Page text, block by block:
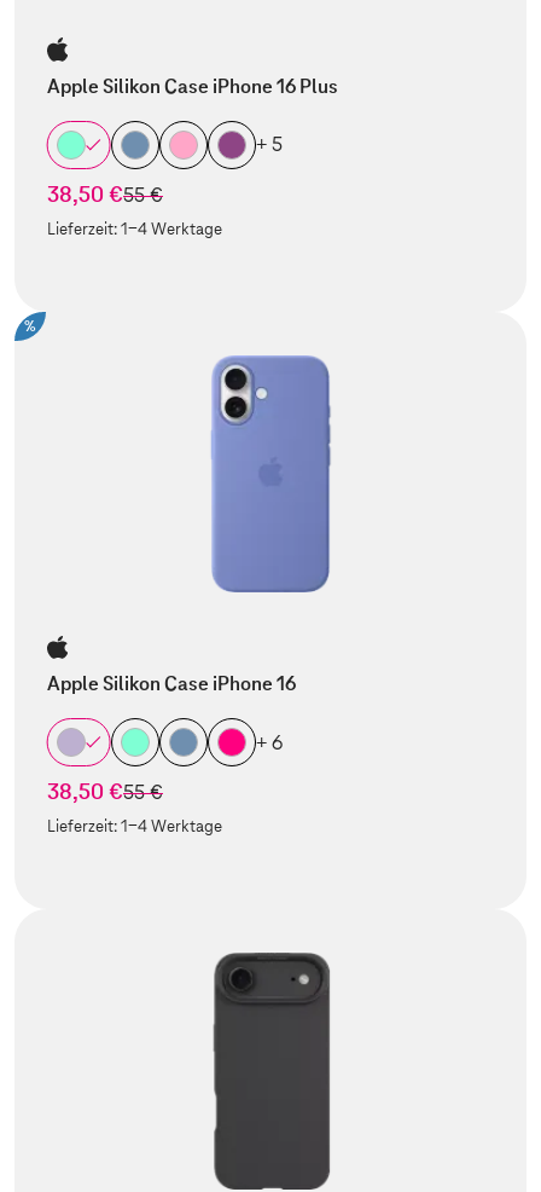
Apple Silikon Case iPhone 16 Plus
+ 5
38,50 €statt
55 €
Lieferzeit:1-4 Werktage
%
Apple Silikon Case iPhone 16
+ 6
38,50 €statt
55 €
Lieferzeit:1-4 Werktage